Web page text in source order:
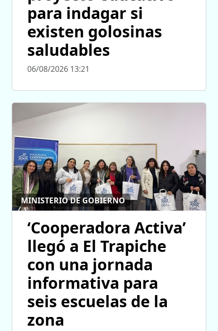
para indagar si
existen golosinas
saludables
06/08/2026 13:21
MINISTERIO DE GOBIERNO
‘Cooperadora Activa’
llegó a El Trapiche
con una jornada
informativa para
seis escuelas de la
zona